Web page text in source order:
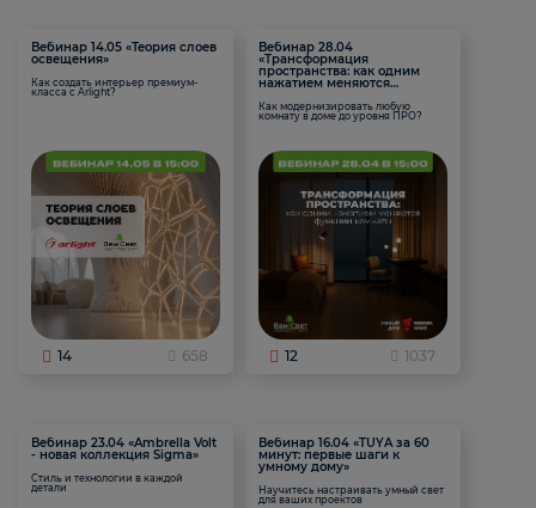
Вебинар 14.05 «Теория слоев
освещения»
Как создать интерьер премиум-
класса с Arlight?
14 658
Вебинар 28.04
«Трансформация
пространства: как одним
нажатием меняются
Как модернизировать любую
комнату в доме до уровня ПРО?
12 1037
Вебинар 23.04 «Ambrella Volt
- новая коллекция Sigma»
Стиль и технологии в каждой
детали
Вебинар 16.04 «TUYA за 60
минут: первые шаги к
умному дому»
Научитесь настраивать умный свет
для ваших проектов